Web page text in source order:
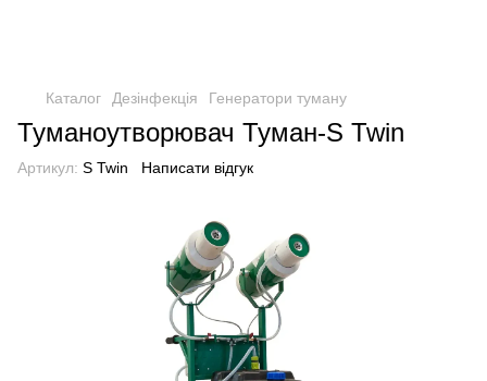
Каталог Дезінфекція Генератори туману
Туманоутворювач Туман-S Twin
Артикул: S Twin Написати відгук